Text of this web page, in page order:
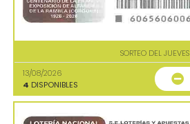
SORTEO DEL JUEVES
13/08/2026
4 DISPONIBLES